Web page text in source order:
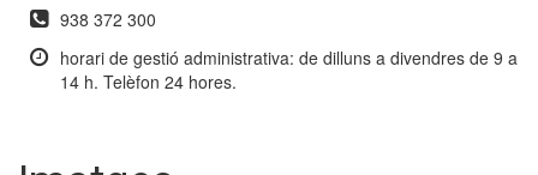
938 372 300
horari de gestió administrativa: de dilluns a divendres de 9 a
14 h. Telèfon 24 hores.